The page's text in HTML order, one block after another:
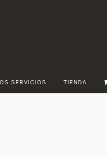
SERVICIOS TIENDA